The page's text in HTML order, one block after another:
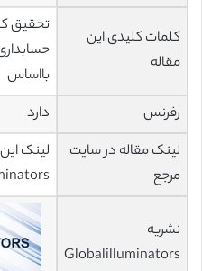
کلمات کلیدی این
مقاله
تحقیق
بااساس
رفرنس
دارد
لینک مقاله در سایت
مرجع
لینک
نشریه
Globalilluminators